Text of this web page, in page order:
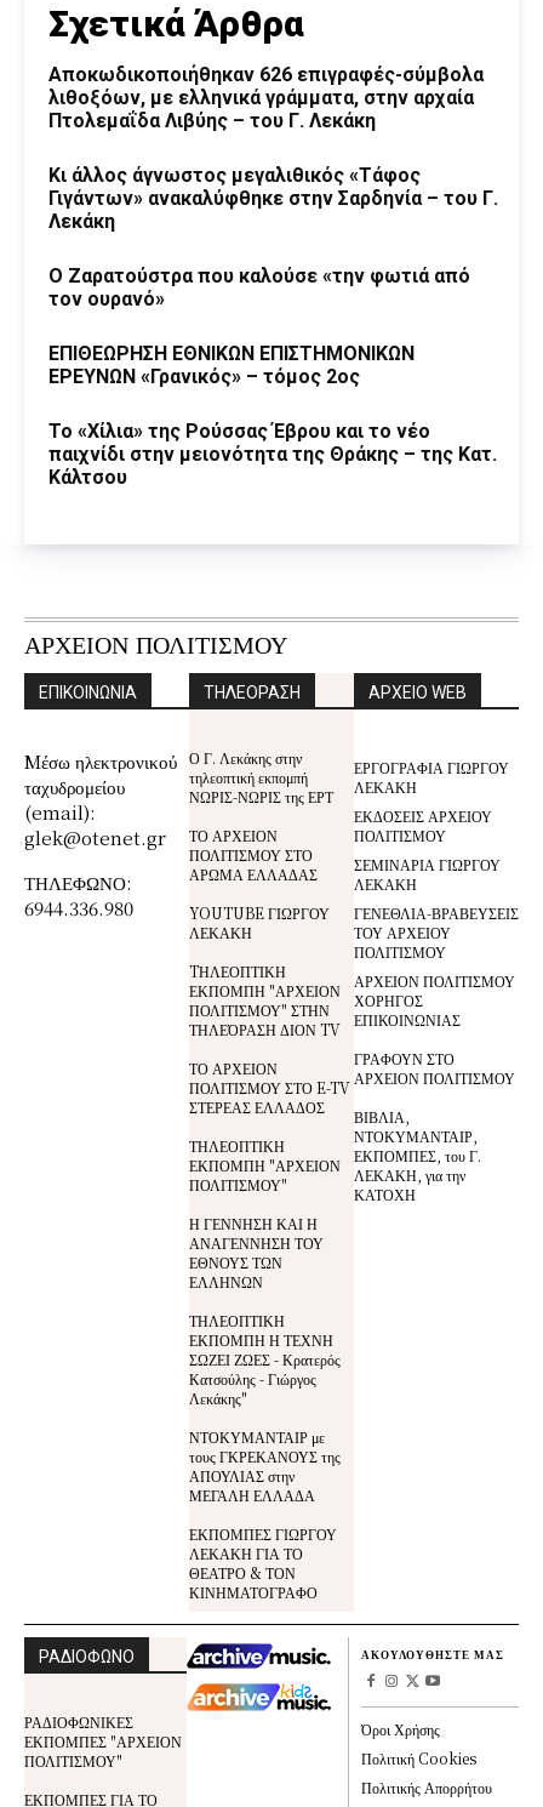
Σχετικά Άρθρα
Αποκωδικοποιήθηκαν 626 επιγραφές-σύμβολα
λιθοξόων, με ελληνικά γράμματα, στην αρχαία
Πτολεμαΐδα Λιβύης – του Γ. Λεκάκη
Κι άλλος άγνωστος μεγαλιθικός «Τάφος
Γιγάντων» ανακαλύφθηκε στην Σαρδηνία – του Γ.
Λεκάκη
Ο Ζαρατούστρα που καλούσε «την φωτιά από
τον ουρανό»
ΕΠΙΘΕΩΡΗΣΗ ΕΘΝΙΚΩΝ ΕΠΙΣΤΗΜΟΝΙΚΩΝ
ΕΡΕΥΝΩΝ «Γρανικός» – τόμος 2ος
Το «Χίλια» της Ρούσσας Έβρου και το νέο
παιχνίδι στην μειονότητα της Θράκης – της Κατ.
Κάλτσου
ΑΡΧΕΙΟΝ ΠΟΛΙΤΙΣΜΟΥ
ΕΠΙΚΟΙΝΩΝΙΑ
Mέσω ηλεκτρονικού
ταχυδρομείου
(email):
glek@otenet.gr
ΤΗΛΕΦΩΝΟ:
6944.336.980
ΤΗΛΕΟΡΑΣΗ
Ο Γ. Λεκάκης στην
τηλεοπτική εκπομπή
ΝΩΡΙΣ-ΝΩΡΙΣ της ΕΡΤ
ΤΟ ΑΡΧΕΙΟΝ
ΠΟΛΙΤΙΣΜΟΥ ΣΤΟ
ΑΡΩΜΑ ΕΛΛΑΔΑΣ
YOUTUBE ΓΙΩΡΓΟΥ
ΛΕΚΑΚΗ
TΗΛΕΟΠΤΙΚΗ
ΕΚΠΟΜΠΗ "ΑΡΧΕΙΟΝ
ΠΟΛΙΤΙΣΜΟΥ" ΣΤΗΝ
ΤΗΛΕΌΡΑΣΗ ΔΙΟΝ TV
ΤΟ ΑΡΧΕΙΟΝ
ΠΟΛΙΤΙΣΜΟΥ ΣΤΟ E-TV
ΣΤΕΡΕΑΣ ΕΛΛΑΔΟΣ
ΤΗΛΕΟΠΤΙΚΗ
ΕΚΠΟΜΠΗ "ΑΡΧΕΙΟΝ
ΠΟΛΙΤΙΣΜΟΥ"
Η ΓΕΝΝΗΣΗ ΚΑΙ Η
ΑΝΑΓΕΝΝΗΣΗ ΤΟΥ
ΕΘΝΟΥΣ ΤΩΝ
ΕΛΛΗΝΩΝ
ΤΗΛΕΟΠΤΙΚΗ
ΕΚΠΟΜΠΗ Η ΤΕΧΝΗ
ΣΩΖΕΙ ΖΩΕΣ - Κρατερός
Κατσούλης - Γιώργος
Λεκάκης"
ΝΤΟΚΥΜΑΝΤΑΙΡ με
τους ΓΚΡΕΚΑΝΟΥΣ της
ΑΠΟΥΛΙΑΣ στην
ΜΕΓΑΛΗ ΕΛΛΑΔΑ
ΕΚΠΟΜΠΕΣ ΓΙΩΡΓΟΥ
ΛΕΚΑΚΗ ΓΙΑ ΤΟ
ΘΕΑΤΡΟ & ΤΟΝ
ΚΙΝΗΜΑΤΟΓΡΑΦΟ
ΑΡΧΕΙΟ WEB
ΕΡΓΟΓΡΑΦΙΑ ΓΙΩΡΓΟΥ
ΛΕΚΑΚΗ
ΕΚΔΟΣΕΙΣ ΑΡΧΕΙΟΥ
ΠΟΛΙΤΙΣΜΟΥ
ΣΕΜΙΝΑΡΙΑ ΓΙΩΡΓΟΥ
ΛΕΚΑΚΗ
ΓΕΝΕΘΛΙΑ-ΒΡΑΒΕΥΣΕΙΣ
ΤΟΥ ΑΡΧΕΙΟΥ
ΠΟΛΙΤΙΣΜΟΥ
ΑΡΧΕΙΟΝ ΠΟΛΙΤΙΣΜΟΥ
ΧΟΡΗΓΟΣ
ΕΠΙΚΟΙΝΩΝΙΑΣ
ΓΡΑΦΟΥΝ ΣΤΟ
ΑΡΧΕΙΟΝ ΠΟΛΙΤΙΣΜΟΥ
ΒΙΒΛΙΑ,
ΝΤΟΚΥΜΑΝΤΑΙΡ,
ΕΚΠΟΜΠΕΣ, του Γ.
ΛΕΚΑΚΗ, για την
ΚΑΤΟΧΗ
ΡΑΔΙΟΦΩΝΟ
ΡΑΔΙΟΦΩΝΙΚΕΣ
ΕΚΠΟΜΠΕΣ "ΑΡΧΕΙΟΝ
ΠΟΛΙΤΙΣΜΟΥ"
ΕΚΠΟΜΠΕΣ ΓΙΑ ΤΟ
ΑΚΟΥΛΟΥΘΗΣΤΕ ΜΑΣ
Όροι Χρήσης
Πολιτική Cookies
Πολιτικής Απορρήτου